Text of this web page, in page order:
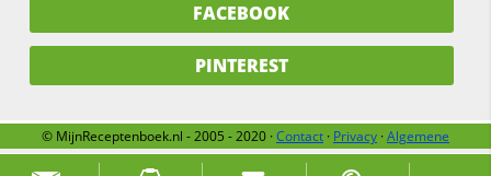
FACEBOOK
PINTEREST
© MijnReceptenboek.nl - 2005 - 2020 ·Contact · Privacy ·Algemene
voorwaarden
Over ons